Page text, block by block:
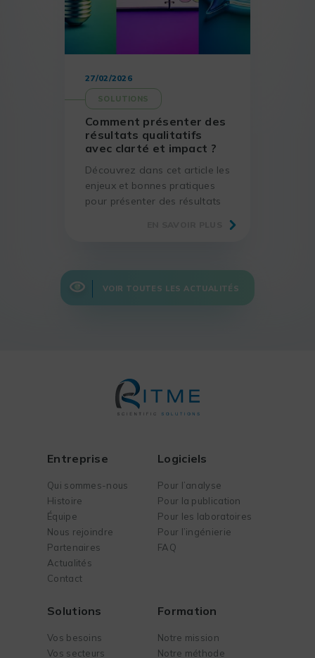
27/02/2026
SOLUTIONS
Comment présenter des
résultats qualitatifs
avec clarté et impact ?
Découvrez dans cet article les
enjeux et bonnes pratiques
pour présenter des résultats
VOIR TOUTES LES ACTUALITÉS
Entreprise
Qui sommes-nous
Histoire
Équipe
Nous rejoindre
Partenaires
Actualités
Contact
Logiciels
Pour l’analyse
Pour la publication
Pour les laboratoires
Pour l’ingénierie
FAQ
Solutions
Vos besoins
Vos secteurs
Formation
Notre mission
Notre méthode